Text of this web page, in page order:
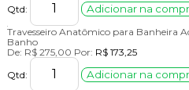
Qtd:
Adicionar na
Travesseiro Anatômico para Banheira
Banho
De: R$ 275,00 Por: R$ 173,25
Qtd:
Adicionar na